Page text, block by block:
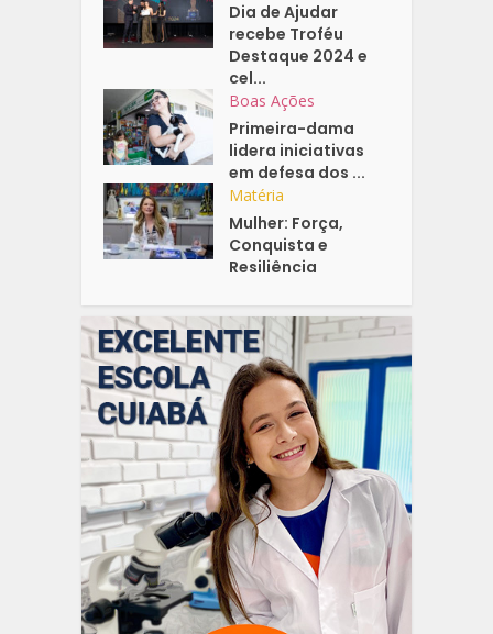
Dia de Ajudar
recebe Troféu
Destaque 2024 e
cel...
Boas Ações
Primeira-dama
lidera iniciativas
em defesa dos ...
Matéria
Mulher: Força,
Conquista e
Resiliência